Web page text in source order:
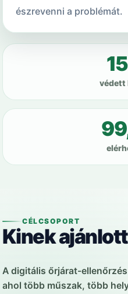
észrevenni a problémát.
védett
CÉLCSOPORT
Kinek
A digitális őrjárat-
ahol több műszak, több